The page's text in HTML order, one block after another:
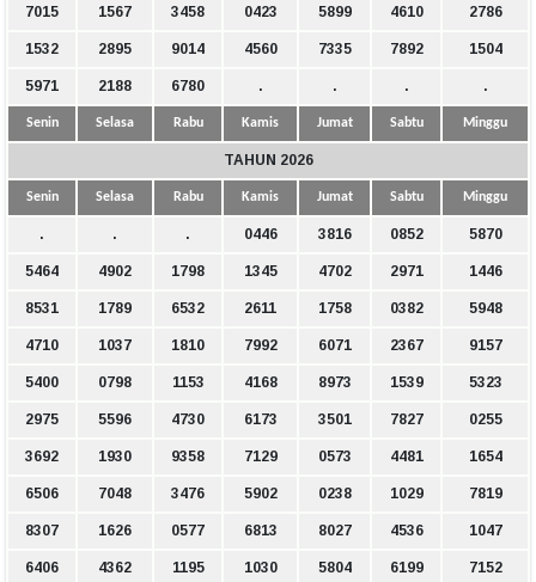
7015 1567 3458 0423 5899 4610 2786
1532 2895 9014 4560 7335 7892 1504
5971 2188 6780 . . . .
Senin Selasa Rabu Kamis Jumat Sabtu Minggu
TAHUN 2026
Senin Selasa Rabu Kamis Jumat Sabtu Minggu
. . . 0446 3816 0852 5870
5464 4902 1798 1345 4702 2971 1446
8531 1789 6532 2611 1758 0382 5948
4710 1037 1810 7992 6071 2367 9157
5400 0798 1153 4168 8973 1539 5323
2975 5596 4730 6173 3501 7827 0255
3692 1930 9358 7129 0573 4481 1654
6506 7048 3476 5902 0238 1029 7819
8307 1626 0577 6813 8027 4536 1047
6406 4362 1195 1030 5804 6199 7152